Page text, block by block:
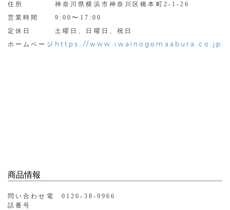
住所
神奈川県横浜市神奈川区橋本町2-1-26
営業時間
9:00〜17:00
定休日
土曜日、日曜日、祝日
ホームページ https://www.iwainogomaabura.co.jp
商品情報
問い合わせ電
話番号
0120-38-9966